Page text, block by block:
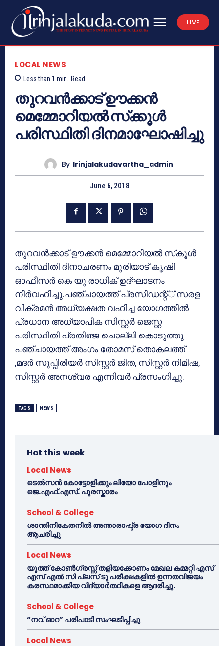
LIVE
LOCAL NEWS
Less than 1 min. Read
തുറവന്‍ക്കാട് ഊക്കന്‍
മെമ്മോറിയല്‍ സ്‌ക്കൂള്‍
പരിസ്ഥിതി ദിനമാഘോഷിച്ചു
By Irinjalakudavartha_admin
June 6, 2018
തുറവന്‍ക്കാട് ഊക്കന്‍ മെമ്മോറിയല്‍ സ്‌കൂള്‍
പരിസ്ഥിതി ദിനാചരണം മുരിയാട് കൃഷി
ഓഫീസര്‍ കെ യു രാധിക് ഉദ്ഘാടനം
നിര്‍വഹിച്ചു.പഞ്ചായത്ത് പ്രസിഡന്റ്് സരള
വിക്രമന്‍ അധ്യക്ഷത വഹിച്ച യോഗത്തില്‍
പ്രധാന അധ്യാപിക സിസ്റ്റര്‍ ജെസ്റ്റ
പരിസ്ഥിതി പ്രതിഞ്ജ ചൊല്ലി കൊടുത്തു
പഞ്ചായത്ത് അംഗം തോമസ് തൊകലത്ത്
,മദര്‍ സുപ്പിരിയര്‍ സിസ്റ്റര്‍ ജിത, സിസ്റ്റര്‍ നിമിഷ,
സിസ്റ്റര്‍ അനശ്വര എന്നിവര്‍ പ്രസംഗിച്ചു.
TAGS NEWS
Hot this week
Local News
ടെൽസൻ കോട്ടോളിക്കും ലിയോ പോളിനും
ജെ.എഫ്.എസ്. പുരസ്കാരം
School & College
ശാന്തിനികേതനിൽ അന്താരാഷ്ട്ര യോഗ ദിനം
ആചരിച്ചു
Local News
യൂത്ത് കോൺഗ്രസ്സ് തളിയക്കോണം മേഖല കമ്മറ്റി എസ്
എസ് എൽ സി പ്ലസ് ടു പരീക്ഷകളിൽ ഉന്നതവിജയം
കരസ്ഥമാക്കിയ വിദ്യാർത്ഥികളെ ആദരിച്ചു.
School & College
“നവ് ഓറ” പരിപാടി സംഘടിപ്പിച്ചു
Local News